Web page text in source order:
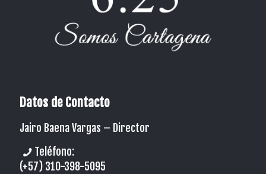
Datos de Contacto
Jairo Baena Vargas – Director
Teléfono:
(+57) 310-398-5095